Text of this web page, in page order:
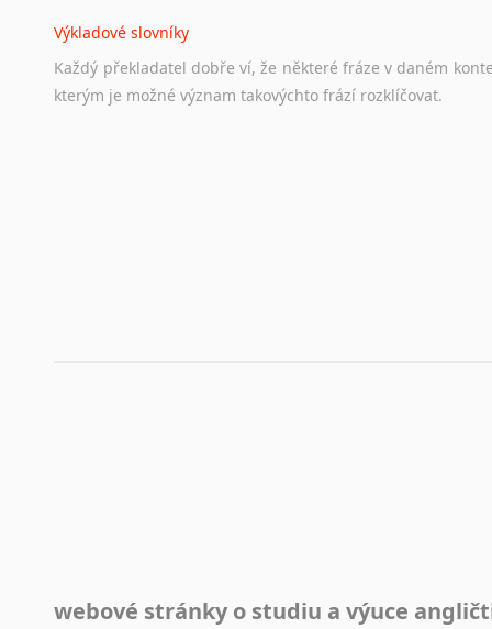
Hledáte-li
práci
stejná obecná pravidla, jako pro český životopis. Tak dost
Výkladové slovníky
Každý překladatel dobře ví, že některé fráze v daném
kterým je možné význam takovýchto frází rozklíčovat.
Jazykový korpus je elektronický soubor autentických
webové stránky o studiu a výuce